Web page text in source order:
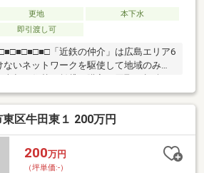
更地
本下水
即引渡し可
「近鉄の仲介」は広島エリア6
いネットワークを駆使して地域のみな
売却・住替・賃貸・購入・買取・相続な
ーダイヤル「0120-135-701」へご連絡
に「ありがとう」と言っていただける
な不動産取引を通して、お客様のお役
いります。不動産のことなら、「近鉄
営業所」へお任せください。不動産に関
ください！ まずは 見るだけ！ 聞くだ
区牛田東１ 200万円
200万円
（坪単価:-）